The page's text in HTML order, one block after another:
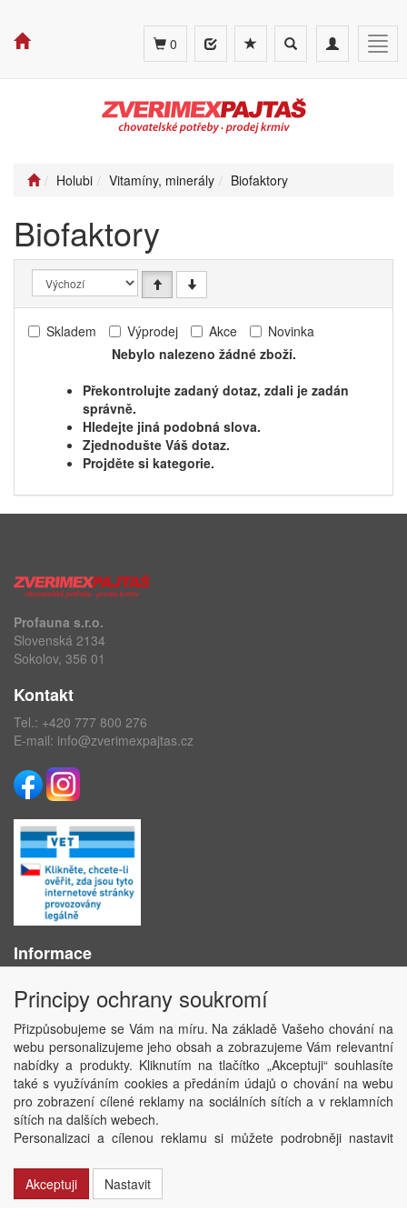
Toggle
navigation
Toggle
search
0
Holubi Vitamíny, minerály Biofaktory
Biofaktory
Skladem Výprodej Akce
Novinka
Nebylo nalezeno žádné zboží.
Překontrolujte zadaný dotaz, zdali je zadán
správně.
Hledejte jiná podobná slova.
Zjednodušte Váš dotaz.
Projděte si kategorie.
Profauna s.r.o.
Slovenská 2134
Sokolov, 356 01
Kontakt
Tel.: +420 777 800 276
E-mail: info@zverimexpajtas.cz
Informace
Obchodní podmínky
Ochrana osobních údajů
Kontakt
Losování účtenek
Aktuality
Nastavení soukromí
Copyright © ABRA Software a.s. 2020
Principy ochrany soukromí
Přizpůsobujeme se Vám na míru. Na základě Vašeho chování na
webu personalizujeme jeho obsah a zobrazujeme Vám relevantní
nabídky a produkty. Kliknutím na tlačítko „Akceptuji“ souhlasíte
také s využíváním cookies a předáním údajů o chování na webu
pro zobrazení cílené reklamy na sociálních sítích a v reklamních
sítích na dalších webech.
Personalizaci a cílenou reklamu si můžete podrobněji nastavit
Akceptuji
Nastavit